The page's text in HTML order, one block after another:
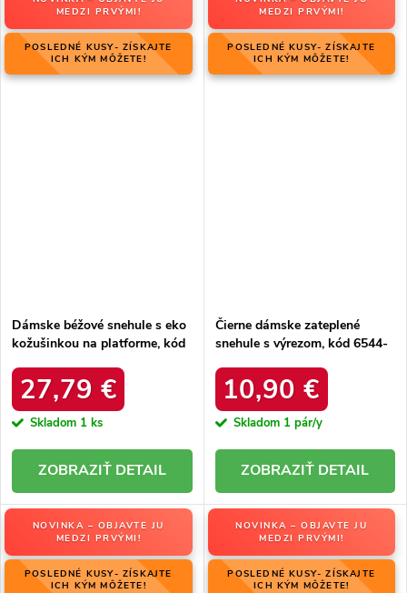
MEDZI PRVÝMI!
POSLEDNÉ KUSY- ZÍSKAJTE
ICH KÝM MÔŽETE!
Dámske béžové snehule s eko
kožušinkou na platforme, kód
27,79 €
Skladom 1 ks
DETAIL
MEDZI PRVÝMI!
POSLEDNÉ KUSY- ZÍSKAJTE
ICH KÝM MÔŽETE!
Čierne dámske zateplené
snehule s výrezom, kód 6544-
10,90 €
Skladom 1 pár/y
DETAIL
NOVINKA – OBJAVTE JU
MEDZI PRVÝMI!
POSLEDNÉ KUSY- ZÍSKAJTE
ICH KÝM MÔŽETE!
NOVINKA – OBJAVTE JU
MEDZI PRVÝMI!
POSLEDNÉ KUSY- ZÍSKAJTE
ICH KÝM MÔŽETE!